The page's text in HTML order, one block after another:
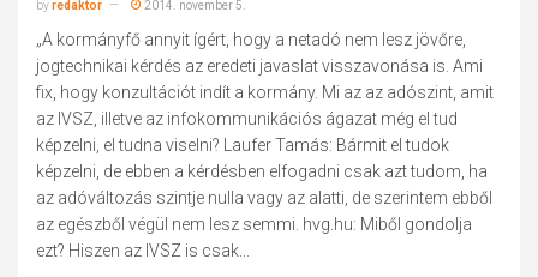
byredaktor 2014. november 5.
„A kormányfő annyit ígért, hogy a netadó nem lesz jövőre,
jogtechnikai kérdés az eredeti javaslat visszavonása is. Ami
fix, hogy konzultációt indít a kormány. Mi az az adószint, amit
az IVSZ, illetve az infokommunikációs ágazat még el tud
képzelni, el tudna viselni? Laufer Tamás: Bármit el tudok
képzelni, de ebben a kérdésben elfogadni csak azt tudom, ha
az adóváltozás szintje nulla vagy az alatti, de szerintem ebből
az egészből végül nem lesz semmi. hvg.hu: Miből gondolja
ezt? Hiszen az IVSZ is csak...